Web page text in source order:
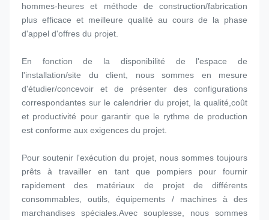
hommes-heures et méthode de construction/fabrication
plus efficace et meilleure qualité au cours de la phase
d'appel d'offres du projet.
En fonction de la disponibilité de l'espace de
l'installation/site du client, nous sommes en mesure
d'étudier/concevoir et de présenter des configurations
correspondantes sur le calendrier du projet, la qualité,coût
et productivité pour garantir que le rythme de production
est conforme aux exigences du projet.
Pour soutenir l'exécution du projet, nous sommes toujours
prêts à travailler en tant que pompiers pour fournir
rapidement des matériaux de projet de différents
consommables, outils, équipements / machines à des
marchandises spéciales.Avec souplesse, nous sommes